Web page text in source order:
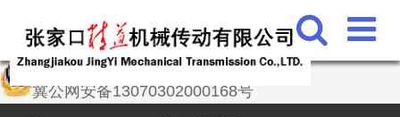
冀公网安备13070302000168号